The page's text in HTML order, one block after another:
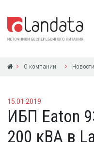
О компании Новости
15.01.2019
ИБП Eaton
200 кВА в